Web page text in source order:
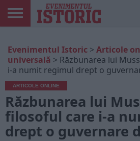
ONLINE
EDIȚII
TIPĂRITE
ISTORIC
PLAY
CONTUL
MEU
Evenimentul Istoric > Articole
universală > Răzbunarea lui
i-a numit regimul drept o
ARTICOLE ONLINE
Răzbunarea lui
filosoful care i-a
drept o guvernare